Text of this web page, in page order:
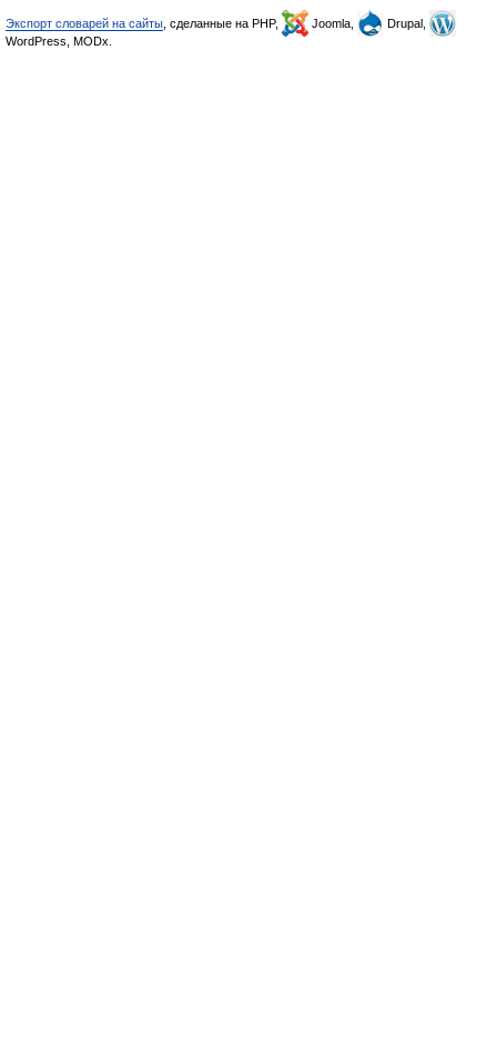
Экспорт словарей на сайты , сделанные на PHP, Joomla,
Drupal,
WordPress, MODx.